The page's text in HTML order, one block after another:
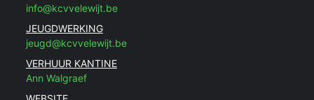
info@kcvvelewijt.be
JEUGDWERKING
jeugd@kcvvelewijt.be
VERHUUR KANTINE
Ann Walgraef